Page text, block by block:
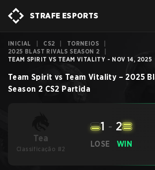
STRAFE ESPORTS
INICIAL CS2 TORNEIOS
2025 BLAST RIVALS SEASON 2
TEAM SPIRIT VS TEAM VITALITY - NOV 14, 2025
Team Spirit vs Team Vitality – 2025
Season 2 CS2 Partida
Tea
Classificação #2
LOSE
1 - 2
WIN